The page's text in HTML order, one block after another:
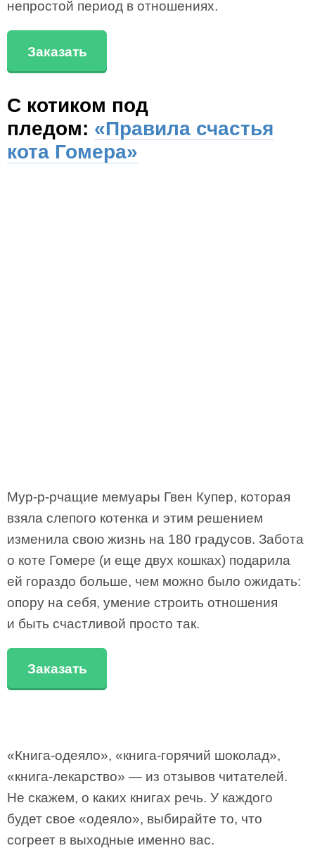
непростой период в отношениях.
Заказать
С котиком под
пледом: «Правила счастья
кота Гомера»
Мур-р-рчащие мемуары Гвен Купер, которая
взяла слепого котенка и этим решением
изменила свою жизнь на 180 градусов. Забота
о коте Гомере (и еще двух кошках) подарила
ей гораздо больше, чем можно было ожидать:
опору на себя, умение строить отношения
и быть счастливой просто так.
Заказать
«Книга-одеяло», «книга-горячий шоколад»,
«книга-лекарство» — из отзывов читателей.
Не скажем, о каких книгах речь. У каждого
будет свое «одеяло», выбирайте то, что
согреет в выходные именно вас.